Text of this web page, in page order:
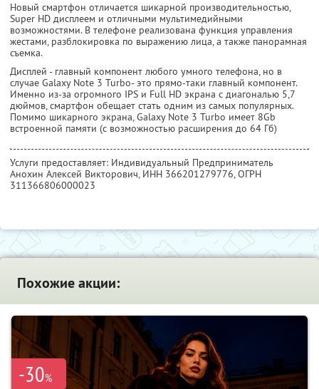
Новый смартфон отличается шикарной производительностью,
Super HD дисплеем и отличными мультимедийными
возможностями. В телефоне реализована функция управления
жестами, разблокировка по выражению лица, а также панорамная
съемка.
Дисплей - главный компонент любого умного телефона, но в
случае Galaxy Note 3 Turbo- это прямо-таки главный компонент.
Именно из-за огромного IPS и Full HD экрана с диагональю 5,7
дюймов, смартфон обещает стать одним из самых популярных.
Помимо шикарного экрана, Galaxy Note 3 Turbo имеет 8Gb
встроенной памяти (с возможностью расширения до 64 Гб)
Услуги предоставляет: Индивидуальный Предприниматель
Анохин Алексей Викторович, ИНН 366201279776, ОГРН
311366806000023
Похожие акции:
-30%